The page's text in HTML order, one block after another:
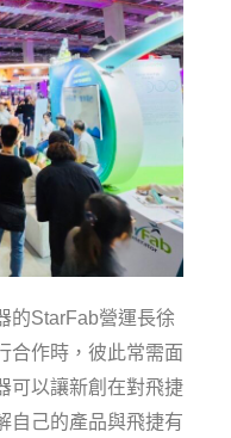
的StarFab營運長徐
合作時，彼此常需面
可以讓新創在對飛捷
自己的產品與飛捷有